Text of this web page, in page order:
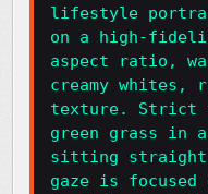
lifestyle
on a high-
aspect ratio,
creamy
texture. Strict
green grass in
sitting
gaze is